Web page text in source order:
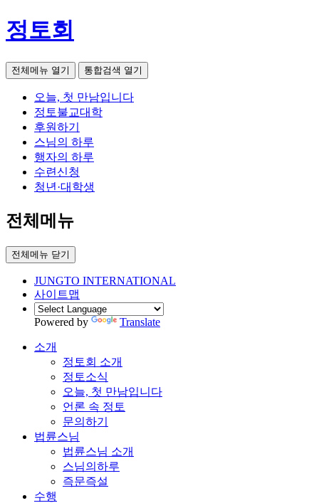
정토회
전체메뉴 열기 통합검색 열기
오늘, 첫 만남입니다
정토불교대학
후원하기
스님의 하루
행자의 하루
수련신청
청년·대학생
전체메뉴
전체메뉴 닫기
JUNGTO INTERNATIONAL
사이트맵
Powered by Translate
소개
정토회 소개
정토소식
오늘, 첫 만남입니다
언론 속 정토
문의하기
법륜스님
법륜스님 소개
스님의하루
즉문즉설
수행